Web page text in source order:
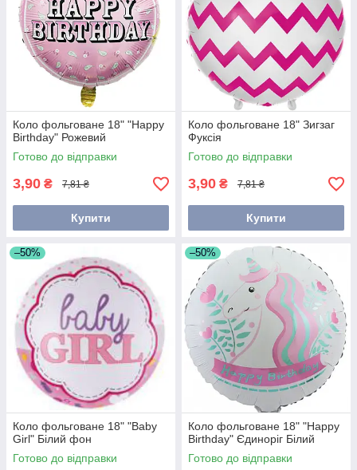
Коло фольговане 18" "Happy
Birthday" Рожевий
Готово до відправки
3,90 ₴ 7,81 ₴
Купити
Коло фольговане 18" Зигзаг
Фуксія
Готово до відправки
3,90 ₴ 7,81 ₴
Купити
–50%
Коло фольговане 18" "Baby
Girl" Білий фон
Готово до відправки
–50%
Коло фольговане 18" "Happy
Birthday" Єдиноріг Білий
Готово до відправки